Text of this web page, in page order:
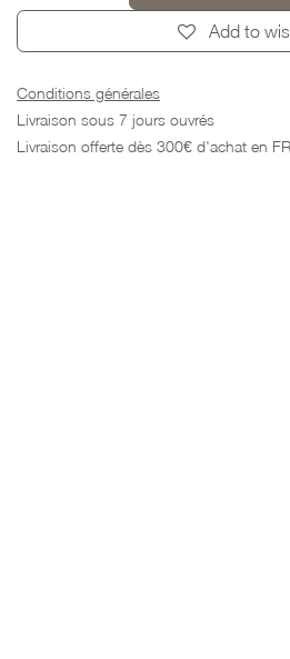
Add to
Conditions générales
Livraison sous 7 jours ouvrés
Livraison offerte dès 300€ d'achat en